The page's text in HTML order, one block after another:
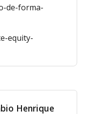
de-forma-
equity-
Henrique